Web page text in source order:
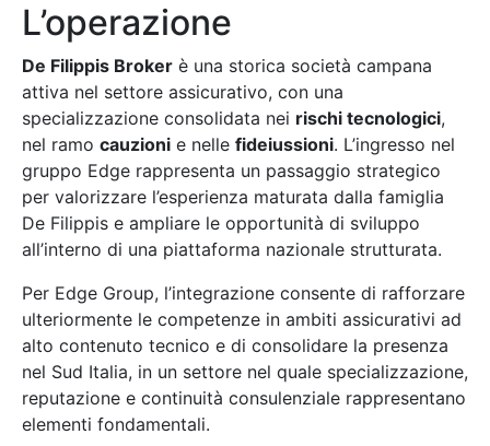
L’operazione
De Filippis Broker è una storica società campana
attiva nel settore assicurativo, con una
specializzazione consolidata nei rischi tecnologici,
nel ramo cauzioni e nelle fideiussioni. L’ingresso nel
gruppo Edge rappresenta un passaggio strategico
per valorizzare l’esperienza maturata dalla famiglia
De Filippis e ampliare le opportunità di sviluppo
all’interno di una piattaforma nazionale strutturata.
Per Edge Group, l’integrazione consente di rafforzare
ulteriormente le competenze in ambiti assicurativi ad
alto contenuto tecnico e di consolidare la presenza
nel Sud Italia, in un settore nel quale specializzazione,
reputazione e continuità consulenziale rappresentano
elementi fondamentali.